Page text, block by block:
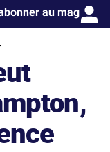
au mag